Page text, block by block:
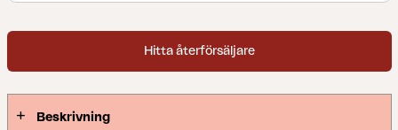
grönskan, med plats för många.
Hitta återförsäljare
Beskrivning